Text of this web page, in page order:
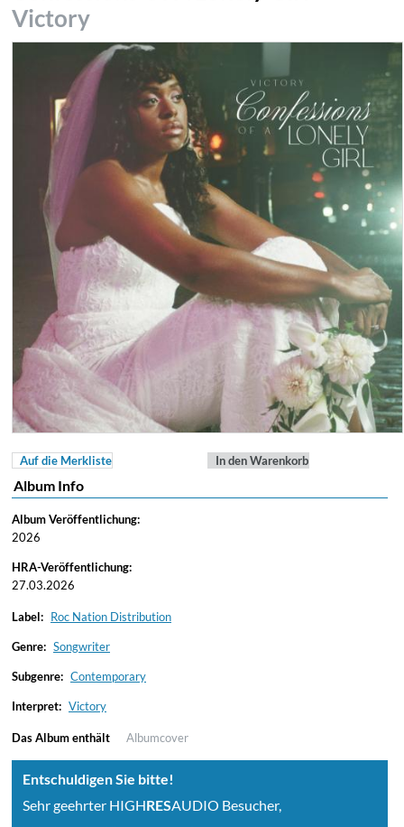
Victory
Auf die Merkliste In den Warenkorb
Album Info
Album Veröffentlichung:
2026
HRA-Veröffentlichung:
27.03.2026
Label: Roc Nation Distribution
Genre: Songwriter
Subgenre: Contemporary
Interpret: Victory
Das Album enthält Albumcover
Entschuldigen Sie bitte!
Sehr geehrter HIGHRESAUDIO Besucher,